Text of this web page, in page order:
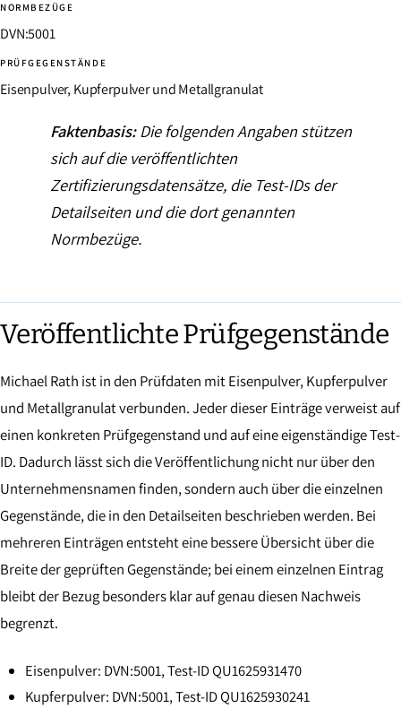
NORMBEZÜGE
DVN:5001
PRÜFGEGENSTÄNDE
Eisenpulver, Kupferpulver und Metallgranulat
Faktenbasis:Die folgenden Angaben stützen
sich auf die veröffentlichten
Zertifizierungsdatensätze, die Test-IDs der
Detailseiten und die dort genannten
Normbezüge.
Veröffentlichte Prüfgegenstände
Michael Rath ist in den Prüfdaten mit Eisenpulver, Kupferpulver
und Metallgranulat verbunden. Jeder dieser Einträge verweist auf
einen konkreten Prüfgegenstand und auf eine eigenständige Test-
ID. Dadurch lässt sich die Veröffentlichung nicht nur über den
Unternehmensnamen finden, sondern auch über die einzelnen
Gegenstände, die in den Detailseiten beschrieben werden. Bei
mehreren Einträgen entsteht eine bessere Übersicht über die
Breite der geprüften Gegenstände; bei einem einzelnen Eintrag
bleibt der Bezug besonders klar auf genau diesen Nachweis
begrenzt.
Eisenpulver: DVN:5001, Test-ID QU1625931470
Kupferpulver: DVN:5001, Test-ID QU1625930241